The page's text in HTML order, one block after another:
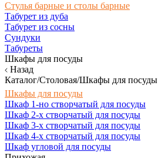
Стулья барные и столы барные
Табурет из дуба
Табурет из сосны
Сундуки
Табуреты
Шкафы для посуды
Назад
Каталог/Столовая/Шкафы для посуды
Шкафы для посуды
Шкаф 1-но створчатый для посуды
Шкаф 2-х створчатый для посуды
Шкаф 3-х створчатый для посуды
Шкаф 4-х створчатый для посуды
Шкаф угловой для посуды